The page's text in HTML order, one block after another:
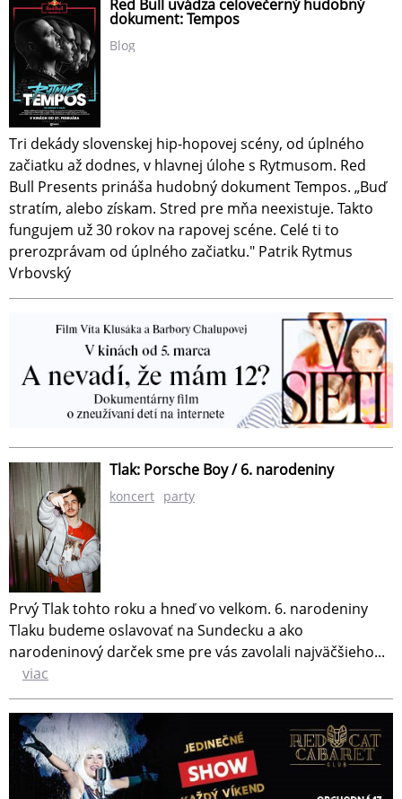
Red Bull uvádza celovečerný hudobný
dokument: Tempos
Blog
Tri dekády slovenskej hip-hopovej scény, od úplného
začiatku až dodnes, v hlavnej úlohe s Rytmusom. Red
Bull Presents prináša hudobný dokument Tempos. „Buď
stratím, alebo získam. Stred pre mňa neexistuje. Takto
fungujem už 30 rokov na rapovej scéne. Celé ti to
prerozprávam od úplného začiatku." Patrik Rytmus
Vrbovský
Tlak: Porsche Boy / 6. narodeniny
koncert party
Prvý Tlak tohto roku a hneď vo velkom. 6. narodeniny
Tlaku budeme oslavovať na Sundecku a ako
narodeninový darček sme pre vás zavolali najväčšieho...
viac